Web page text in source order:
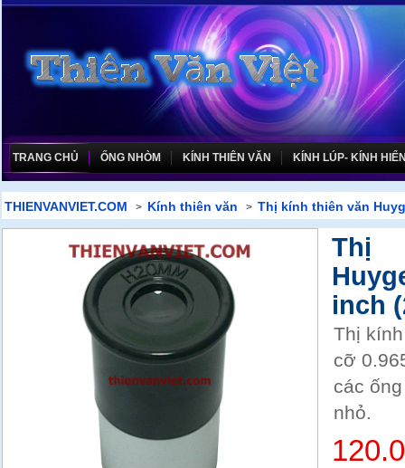
TRANG CHỦ ỐNG NHÒM KÍNH THIÊN VĂN KÍNH LÚP- KÍNH
THIENVANVIET.COM > Kính thiên văn > Thị kính thiên văn
Thị
inch
Thị
cỡ
các
nhỏ.